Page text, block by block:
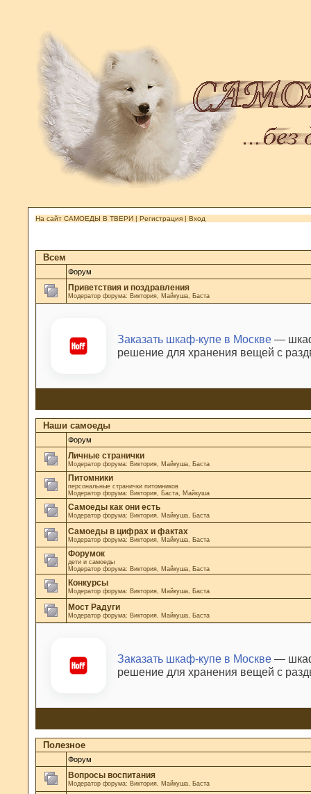
На сайт САМОЕДЫ В ТВЕРИ | Регистрация | Вход
Всем
Форум
Приветствия и поздравления
Модератор форума: Виктория Майкуша Баста
Заказать шкаф-купе в Москве —
решение для хранения вещей с
Наши самоеды
Форум
Личные странички
Модератор форума: Виктория Майкуша Баста
Питомники
персональные странички питомников
Модератор форума: Виктория Баста Майкуша
Самоеды как они есть
Модератор форума: Виктория Майкуша Баста
Самоеды в цифрах и фактах
Модератор форума: Виктория Майкуша Баста
Форумок
дети и самоеды
Модератор форума: Виктория Майкуша Баста
Конкурсы
Модератор форума: Виктория Майкуша Баста
Мост Радуги
Модератор форума: Виктория Майкуша Баста
Заказать шкаф-купе в Москве —
решение для хранения вещей с
Полезное
Форум
Вопросы воспитания
Модератор форума: Виктория Майкуша Баста